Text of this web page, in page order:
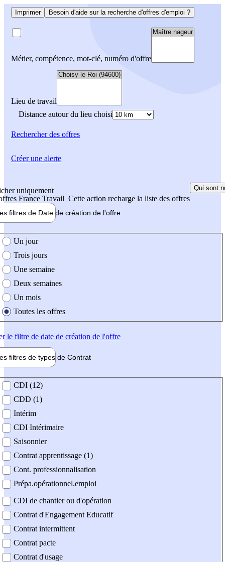
Imprimer Besoin d'aide sur la recherche d'offres d'emploi ?
Métier, compétence, mot-clé, numéro d'offre
Lieu de travail
Distance autour du lieu choisi
Rechercherdes offres
uniquement
France Travail Cette action recharge la liste des offres
Qui sont
filtres de Date de création de l'offre
création de l'offre
Un jour
Trois jours
Une semaine
Deux semaines
Un mois
Toutes les offres
le filtre de date de création de l'offre
filtres de types de Contrat
contrat
CDI (12)
CDD (1)
Intérim
CDI Intérimaire
Saisonnier
Contrat apprentissage (1)
Cont. professionnalisation
Prépa.opérationnel.emploi
CDI de chantier ou d'opération
Contrat d'Engagement Educatif
Contrat intermittent
Contrat pacte
Contrat d'usage
Créer une alerte